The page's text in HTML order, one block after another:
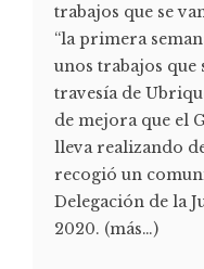
trabajos que se
“la primera
unos trabajos que
travesía de
de mejora que el
lleva realizando
recogió un
Delegación de la
2020. (más…)